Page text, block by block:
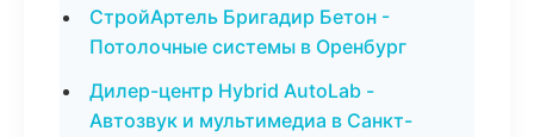
СтройАртель Бригадир Бетон -
Потолочные системы в Оренбург
Дилер-центр Hybrid AutoLab -
Автозвук и мультимедиа в Санкт-